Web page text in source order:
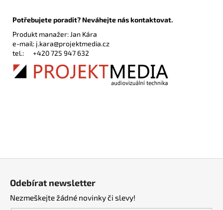
Potřebujete poradit? Neváhejte nás kontaktovat.
Produkt manažer: Jan Kára
e-mail: j.kara@projektmedia.cz
tel.: +420 725 947 632
Odebírat newsletter
Nezmeškejte žádné novinky či slevy!